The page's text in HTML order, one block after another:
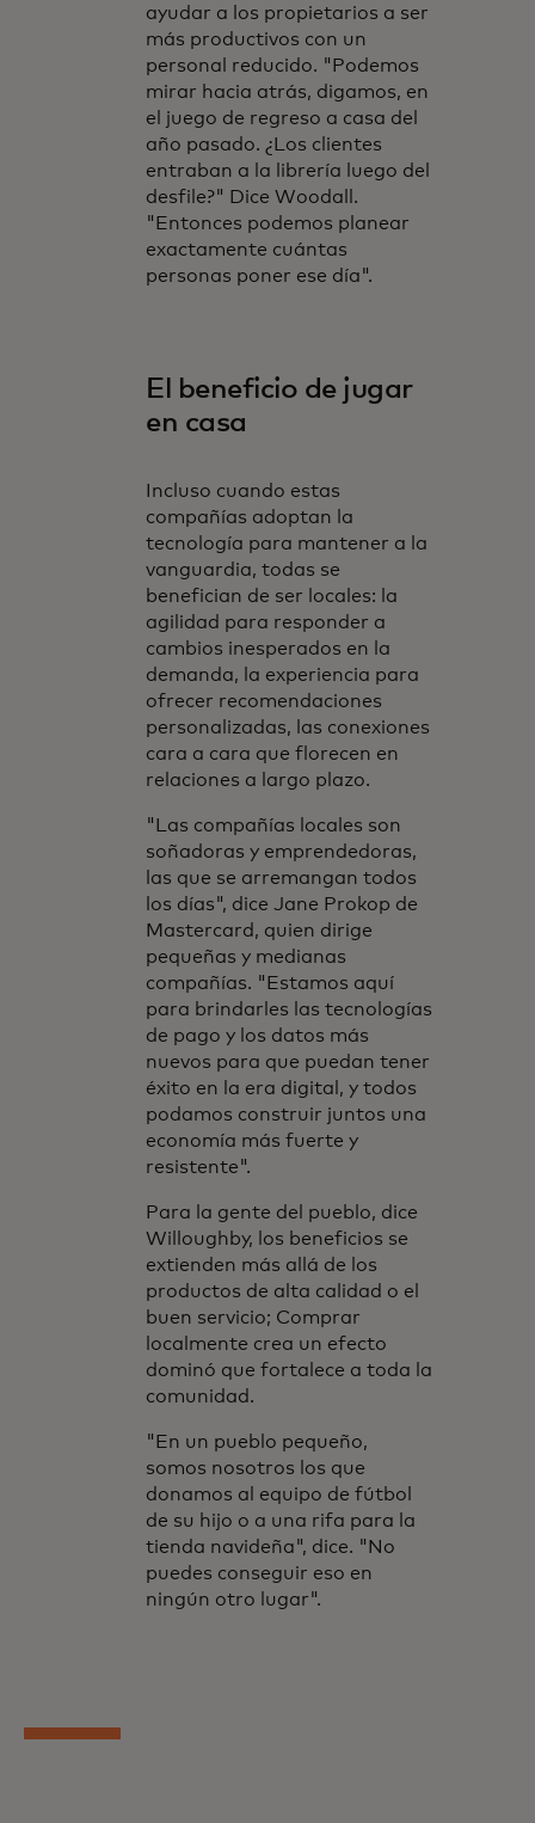
ayudar a los propietarios a ser
más productivos con un
personal reducido. "Podemos
mirar hacia atrás, digamos, en
el juego de regreso a casa del
año pasado. ¿Los clientes
entraban a la librería luego del
desfile?" Dice Woodall.
"Entonces podemos planear
exactamente cuántas
personas poner ese día".
El beneficio de jugar
en casa
Incluso cuando estas
compañías adoptan la
tecnología para mantener a la
vanguardia, todas se
benefician de ser locales: la
agilidad para responder a
cambios inesperados en la
demanda, la experiencia para
ofrecer recomendaciones
personalizadas, las conexiones
cara a cara que florecen en
relaciones a largo plazo.
"Las compañías locales son
soñadoras y emprendedoras,
las que se arremangan todos
los días", dice Jane Prokop de
Mastercard, quien dirige
pequeñas y medianas
compañías. "Estamos aquí
para brindarles las tecnologías
de pago y los datos más
nuevos para que puedan tener
éxito en la era digital, y todos
podamos construir juntos una
economía más fuerte y
resistente".
Para la gente del pueblo, dice
Willoughby, los beneficios se
extienden más allá de los
productos de alta calidad o el
buen servicio; Comprar
localmente crea un efecto
dominó que fortalece a toda la
comunidad.
"En un pueblo pequeño,
somos nosotros los que
donamos al equipo de fútbol
de su hijo o a una rifa para la
tienda navideña", dice. "No
puedes conseguir eso en
ningún otro lugar".